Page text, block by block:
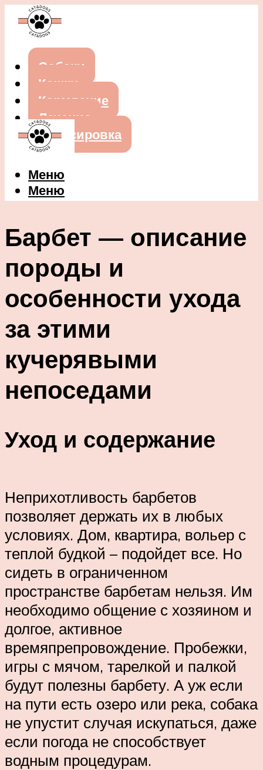
Собаки
Кошки
Кормление
Лечение
Дрессировка
Меню
Меню
Барбет — описание
породы и
особенности ухода
за этими
кучерявыми
непоседами
Уход и содержание
Неприхотливость барбетов
позволяет держать их в любых
условиях. Дом, квартира, вольер с
теплой будкой – подойдет все. Но
сидеть в ограниченном
пространстве барбетам нельзя. Им
необходимо общение с хозяином и
долгое, активное
времяпрепровождение. Пробежки,
игры с мячом, тарелкой и палкой
будут полезны барбету. А уж если
на пути есть озеро или река, собака
не упустит случая искупаться, даже
если погода не способствует
водным процедурам.